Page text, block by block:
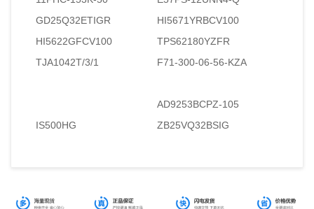
GD25Q32ETIGR
HI5671YRBCV100
HI5622GFCV100
TPS62180YZFR
TJA1042T/3/1
F71-300-06-56-KZA
AD9253BCPZ-105
IS500HG
ZB25VQ32BSIG